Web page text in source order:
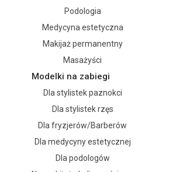
Podologia
Medycyna estetyczna
Makijaż permanentny
Masażyści
Modelki na zabiegi
Dla stylistek paznokci
Dla stylistek rzęs
Dla fryzjerów/Barberów
Dla medycyny estetycznej
Dla podologów